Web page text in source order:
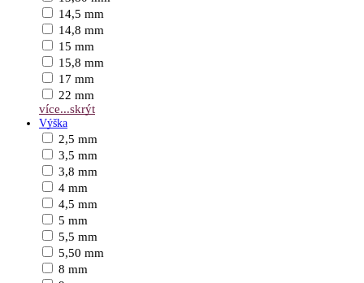
14,5 mm
14,8 mm
15 mm
15,8 mm
17 mm
22 mm
více...skrýt
Výška
2,5 mm
3,5 mm
3,8 mm
4 mm
4,5 mm
5 mm
5,5 mm
5,50 mm
8 mm